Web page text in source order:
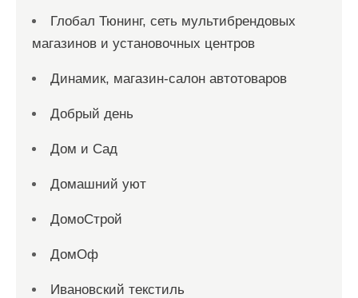
Глобал Тюнинг, сеть мультибрендовых
магазинов и установочных центров
Динамик, магазин-салон автотоваров
Добрый день
Дом и Сад
Домашний уют
ДомоСтрой
ДомОф
Ивановский текстиль